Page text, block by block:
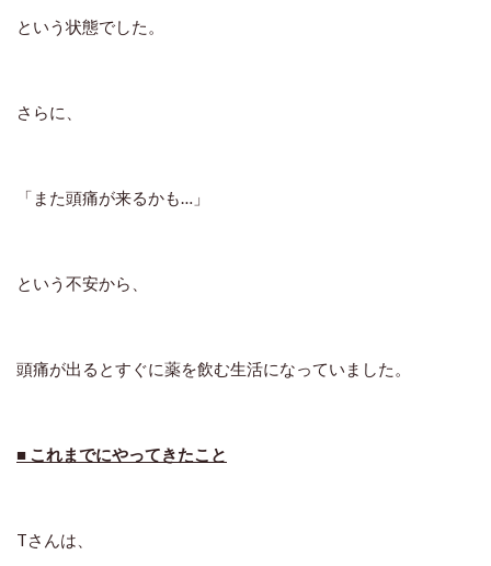
という状態でした。
さらに、
「また頭痛が来るかも…」
という不安から、
頭痛が出るとすぐに薬を飲む生活になっていました。
■ これまでにやってきたこと
Tさんは、